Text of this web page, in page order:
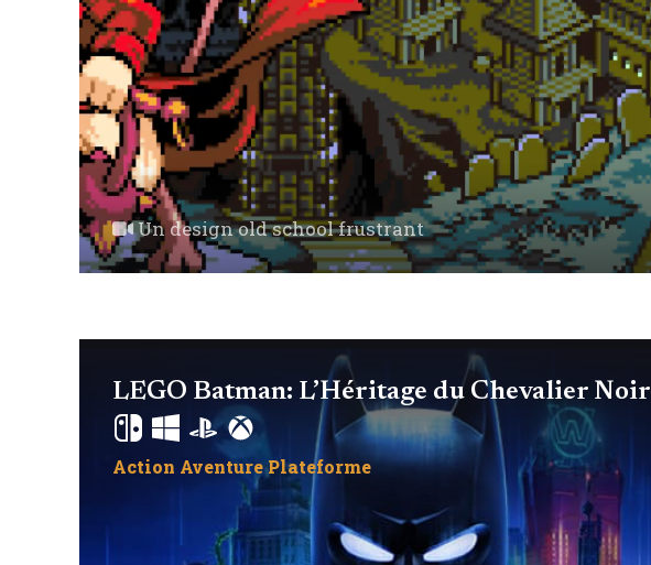
Un design old school frustrant
LEGO Batman: L’Héritage du Chevalier Noir
Action Aventure Plateforme